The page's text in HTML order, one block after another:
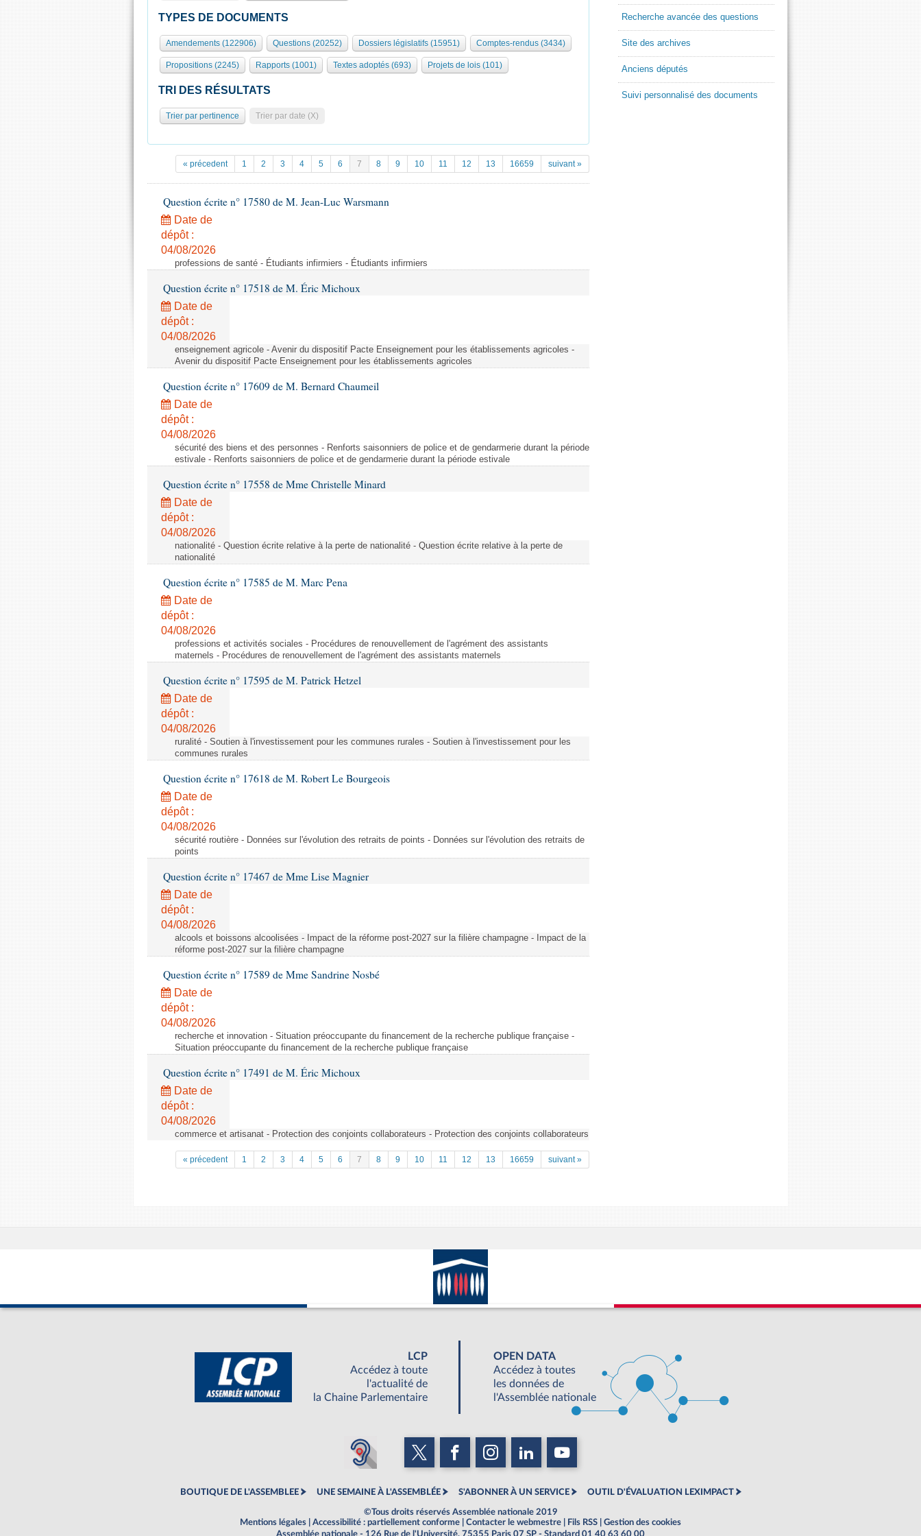
TYPES DE DOCUMENTS
Amendements (122906) Questions (20252) Dossiers législatifs (15951) Comptes-rendus (3434)
Propositions (2245) Rapports (1001) Textes adoptés (693) Projets de lois (101)
TRI DES RÉSULTATS
Trier par pertinence Trier par date (X)
« précedent 1 2 3 4 5 6 7 8 9 10 11 12 13 16659 suivant »
Question écrite n° 17580 de M. Jean-Luc Warsmann
Date de
dépôt :
04/08/2026
professions de santé - Étudiants infirmiers - Étudiants infirmiers
Question écrite n° 17518 de M. Éric Michoux
Date de
dépôt :
04/08/2026
enseignement agricole - Avenir du dispositif Pacte Enseignement pour les établissements agricoles -
Avenir du dispositif Pacte Enseignement pour les établissements agricoles
Question écrite n° 17609 de M. Bernard Chaumeil
Date de
dépôt :
04/08/2026
sécurité des biens et des personnes - Renforts saisonniers de police et de gendarmerie durant la période
estivale - Renforts saisonniers de police et de gendarmerie durant la période estivale
Question écrite n° 17558 de Mme Christelle Minard
Date de
dépôt :
04/08/2026
nationalité - Question écrite relative à la perte de nationalité - Question écrite relative à la perte de
nationalité
Question écrite n° 17585 de M. Marc Pena
Date de
dépôt :
04/08/2026
professions et activités sociales - Procédures de renouvellement de l'agrément des assistants
maternels - Procédures de renouvellement de l'agrément des assistants maternels
Question écrite n° 17595 de M. Patrick Hetzel
Date de
dépôt :
04/08/2026
ruralité - Soutien à l'investissement pour les communes rurales - Soutien à l'investissement pour les
communes rurales
Question écrite n° 17618 de M. Robert Le Bourgeois
Date de
dépôt :
04/08/2026
sécurité routière - Données sur l'évolution des retraits de points - Données sur l'évolution des retraits de
points
Question écrite n° 17467 de Mme Lise Magnier
Date de
dépôt :
04/08/2026
alcools et boissons alcoolisées - Impact de la réforme post-2027 sur la filière champagne - Impact de la
réforme post-2027 sur la filière champagne
Question écrite n° 17589 de Mme Sandrine Nosbé
Date de
dépôt :
04/08/2026
recherche et innovation - Situation préoccupante du financement de la recherche publique française -
Situation préoccupante du financement de la recherche publique française
Question écrite n° 17491 de M. Éric Michoux
Date de
dépôt :
04/08/2026
commerce et artisanat - Protection des conjoints collaborateurs - Protection des conjoints collaborateurs
« précedent 1 2 3 4 5 6 7 8 9 10 11 12 13 16659 suivant »
Recherche avancée des questions
Site des archives
Anciens députés
Suivi personnalisé des documents
LCP
Accédez à toute
l'actualité de
la Chaine Parlementaire
OPEN DATA
Accédez à toutes
les données de
l'Assemblée nationale
BOUTIQUE DE L'ASSEMBLEE UNE SEMAINE À L'ASSEMBLÉE S'ABONNER À UN SERVICE OUTIL D'ÉVALUATION LEXIMPACT
©Tous droits réservés Assemblée nationale 2019
Mentions légales
Accessibilité : partiellement conforme Contacter le webmestre Fils RSS
Gestion des cookies
Assemblée nationale - 126 Rue de l'Université, 75355 Paris 07 SP - Standard 01 40 63 60 00